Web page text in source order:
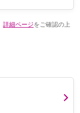
詳細ページをご確認の上